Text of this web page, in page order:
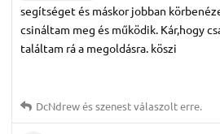
segítséget és máskor jobban
csináltam meg és működik. Kár,hogy
találtam rá a megoldásra. köszi
DcNdrewésszenestválaszolt erre.